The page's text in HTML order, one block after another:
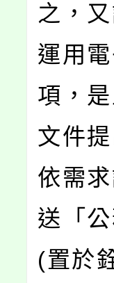
之，
運用
項，
文件
依需
送「
(置於